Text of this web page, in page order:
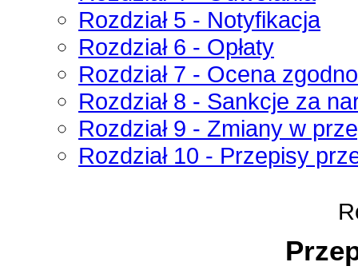
Rozdział 5 - Notyfikacja
Rozdział 6 - Opłaty
Rozdział 7 - Ocena
Rozdział 8 - Sankcje za
Rozdział 9 - Zmiany w
Rozdział 10 - Przepisy